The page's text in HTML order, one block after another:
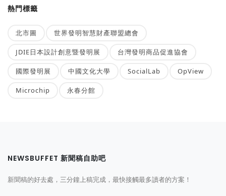
熱門標籤
北市圖 世界發明智慧財產聯盟總會
JDIE日本設計創意暨發明展 台灣發明商品促進協會
國際發明展 中國文化大學 SocialLab OpView
Microchip 永春分館
NEWSBUFFET 新聞稿自助吧
新聞稿的好去處，三分鐘上稿完成，最快接觸最多讀者的方案！